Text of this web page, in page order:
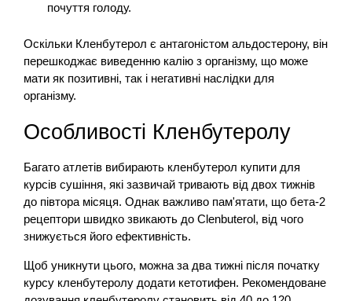
почуття голоду.
Оскільки Кленбутерол є антагоністом альдостерону, він
перешкоджає виведенню калію з організму, що може
мати як позитивні, так і негативні наслідки для
організму.
Особливості Кленбутеролу
Багато атлетів вибирають кленбутерол купити для
курсів сушіння, які зазвичай тривають від двох тижнів
до півтора місяця. Однак важливо пам'ятати, що бета-2
рецептори швидко звикають до Clenbuterol, від чого
знижується його ефективність.
Щоб уникнути цього, можна за два тижні після початку
курсу кленбутеролу додати кетотифен. Рекомендоване